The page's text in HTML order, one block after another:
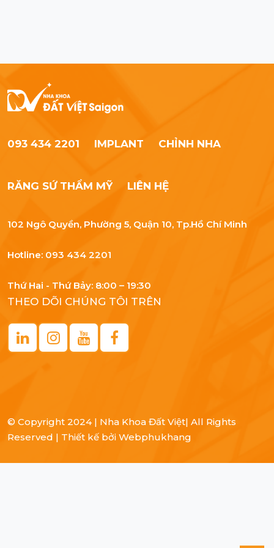
093 434 2201 IMPLANT CHỈNH NHA
RĂNG SỨ THẨM MỸ LIÊN HỆ
102 Ngô Quyền, Phường 5, Quận 10, Tp.Hồ Chí Minh
Hotline: 093 434 2201
Thứ Hai - Thứ Bảy: 8:00 – 19:30
THEO DÕI CHÚNG TÔI TRÊN
© Copyright 2024 | Nha Khoa Đất Việt| All Rights
Reserved | Thiết kế bởi Webphukhang